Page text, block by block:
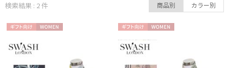
レディース メンズ
カテゴリー
おすすめ
価格の高い
検索結果 : 2件 商品別 カラー別
向け
N
向け
N